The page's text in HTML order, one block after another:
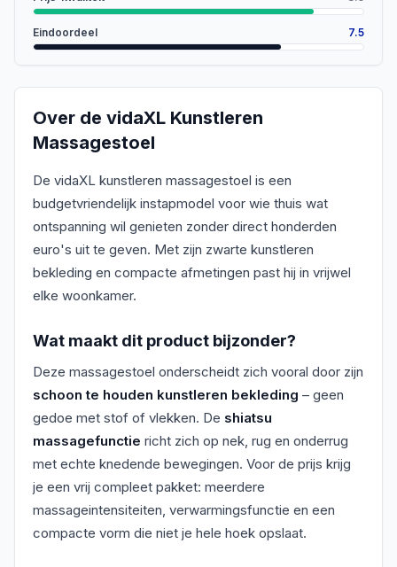
Eindoordeel 7.5
Over de vidaXL Kunstleren
Massagestoel
De vidaXL kunstleren massagestoel is een
budgetvriendelijk instapmodel voor wie thuis wat
ontspanning wil genieten zonder direct honderden
euro's uit te geven. Met zijn zwarte kunstleren
bekleding en compacte afmetingen past hij in vrijwel
elke woonkamer.
Wat maakt dit product bijzonder?
Deze massagestoel onderscheidt zich vooral door zijn
schoon te houden kunstleren bekleding – geen
gedoe met stof of vlekken. De shiatsu
massagefunctie richt zich op nek, rug en onderrug
met echte knedende bewegingen. Voor de prijs krijg
je een vrij compleet pakket: meerdere
massageintensiteiten, verwarmingsfunctie en een
compacte vorm die niet je hele hoek opslaat.